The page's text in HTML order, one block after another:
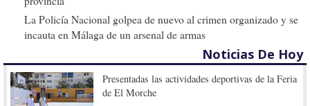
La Policía Nacional golpea de nuevo al crimen organizado y se
incauta en Málaga de un arsenal de armas
Noticias De Hoy
Presentadas las actividades deportivas de la Feria
de El Morche